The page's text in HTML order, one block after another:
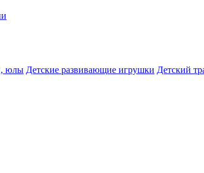
юлы Детские развивающие игрушки Детский